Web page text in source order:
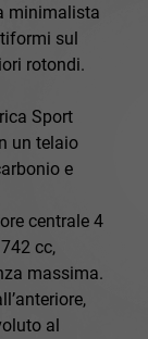
minimalista
sul
rotondi.
Sport
un telaio
e
centrale 4
cc,
massima.
al